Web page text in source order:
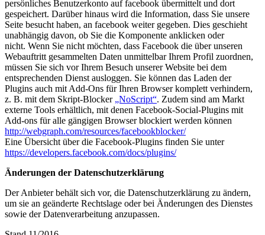
persönliches Benutzerkonto auf facebook übermittelt und dort
gespeichert. Darüber hinaus wird die Information, dass Sie unsere
Seite besucht haben, an facebook weiter gegeben. Dies geschieht
unabhängig davon, ob Sie die Komponente anklicken oder
nicht. Wenn Sie nicht möchten, dass Facebook die über unseren
Webauftritt gesammelten Daten unmittelbar Ihrem Profil zuordnen,
müssen Sie sich vor Ihrem Besuch unserer Website bei dem
entsprechenden Dienst ausloggen. Sie können das Laden der
Plugins auch mit Add-Ons für Ihren Browser komplett verhindern,
z. B. mit dem Skript-Blocker „NoScript“. Zudem sind am Markt
externe Tools erhältlich, mit denen Facebook-Social-Plugins mit
Add-ons für alle gängigen Browser blockiert werden können
http://webgraph.com/resources/facebookblocker/
Eine Übersicht über die Facebook-Plugins finden Sie unter
https://developers.facebook.com/docs/plugins/
Änderungen der Datenschutzerklärung
Der Anbieter behält sich vor, die Datenschutzerklärung zu ändern,
um sie an geänderte Rechtslage oder bei Änderungen des Dienstes
sowie der Datenverarbeitung anzupassen.